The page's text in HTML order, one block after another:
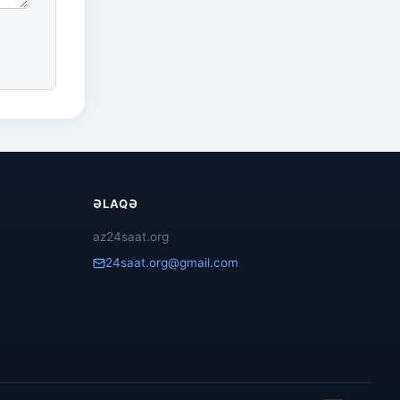
ƏLAQƏ
az24saat.org
24saat.org@gmail.com